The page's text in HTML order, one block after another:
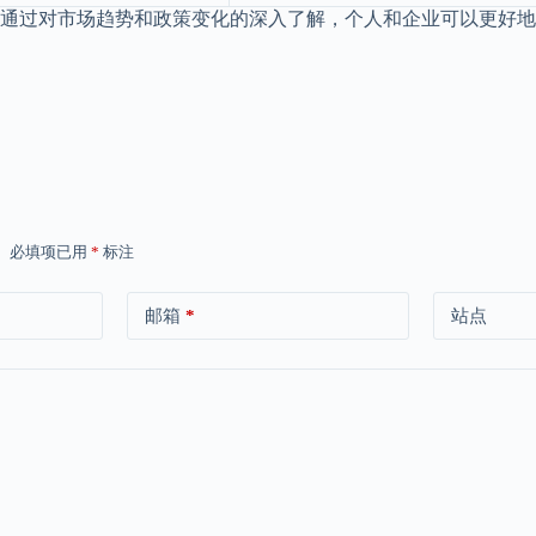
过对市场趋势和政策变化的深入了解，个人和企业可以更好
必填项已用 * 标注
邮箱 * 站点